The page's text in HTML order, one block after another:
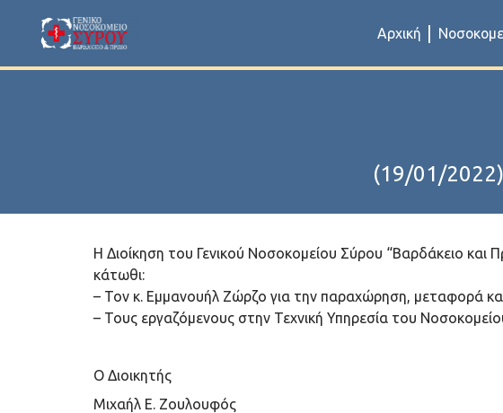
Αρχική
(19/01/
Η Διοίκηση του Γενικού Νοσοκομείου Σύρου “Βαρδάκειο και
κάτωθι:
– Τον κ. Εμμανουήλ Ζώρζο για την παραχώρηση, μεταφορά
– Τους εργαζόμενους στην Τεχνική Υπηρεσία του
Ο Διοικητής
Μιχαήλ Ε. Ζουλουφός